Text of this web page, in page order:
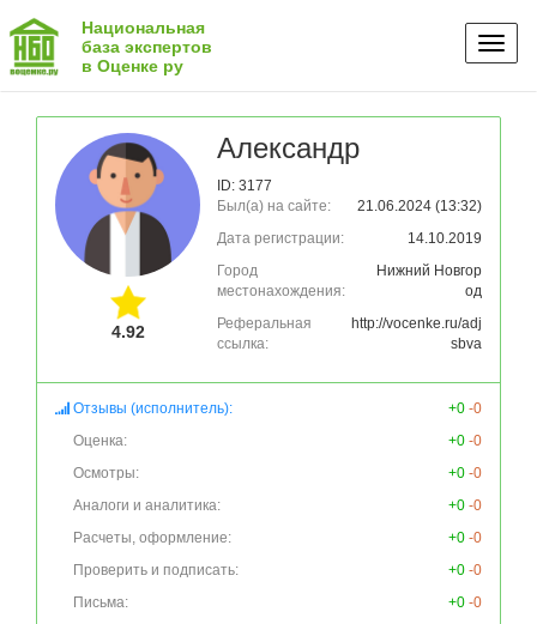
Национальная
база экспертов
в Оценке ру
4.92
Александр
ID: 3177
Был(а) на сайте:
21.06.2024 (13:32)
Дата регистрации:
14.10.2019
Город
местонахождения:
Нижний Новгор
од
Реферальная
ссылка:
http://vocenke.ru/adj
sbva
Отзывы (исполнитель): +0 -0
Оценка:
+0 -0
Осмотры:
+0 -0
Аналоги и аналитика:
+0 -0
Расчеты, оформление:
+0 -0
Проверить и подписать:
+0 -0
Письма:
+0 -0